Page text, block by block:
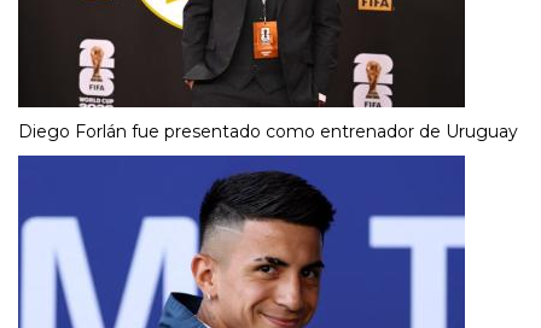
Diego Forlán fue presentado como entrenador de Uruguay